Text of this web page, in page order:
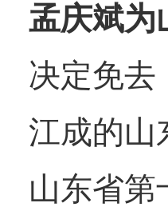
孟庆斌为
决定免去
江成的山
山东省第